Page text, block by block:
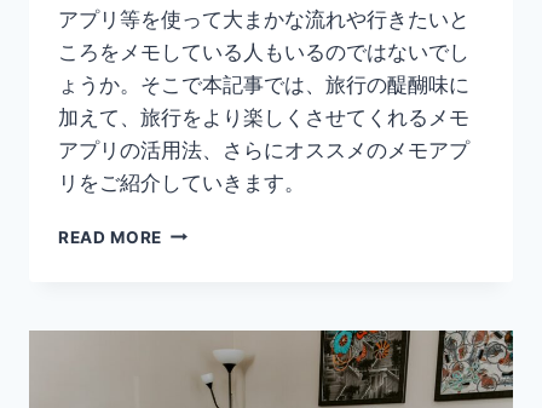
アプリ等を使って大まかな流れや行きたいと
ころをメモしている人もいるのではないでし
ょうか。そこで本記事では、旅行の醍醐味に
加えて、旅行をより楽しくさせてくれるメモ
アプリの活用法、さらにオススメのメモアプ
リをご紹介していきます。
READ MORE 旅
し